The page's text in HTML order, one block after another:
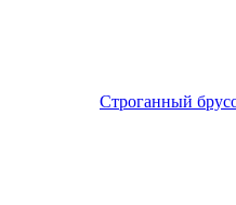
Строганный